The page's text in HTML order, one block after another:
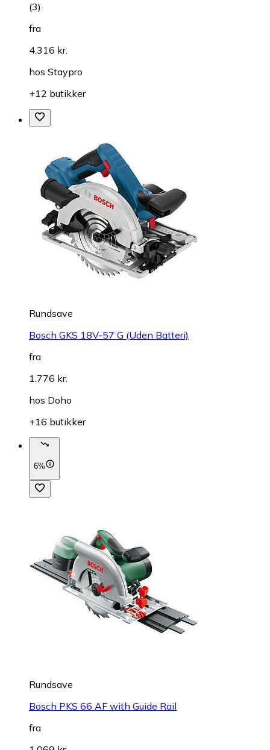
(3)
fra
4.316 kr.
hos Staypro
+12 butikker
Rundsave
Bosch GKS 18V-57 G (Uden Batteri)
fra
1.776 kr.
hos Doho
+16 butikker
6%
Rundsave
Bosch PKS 66 AF with Guide Rail
fra